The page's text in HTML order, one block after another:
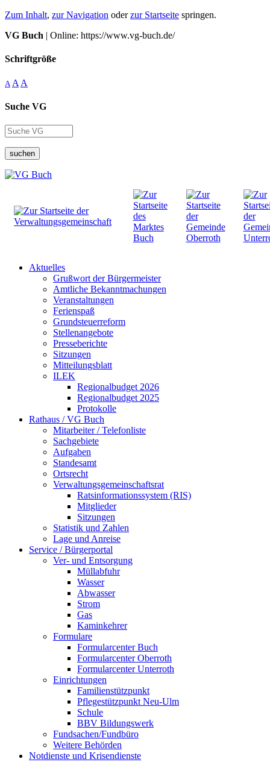
Zum Inhalt, zur Navigation oderzur Startseite springen.
VG Buch | Online: https://www.vg-buch.de/
Schriftgröße
A A A
Suche VG
suchen
Aktuelles
Grußwort der Bürgermeister
Amtliche Bekanntmachungen
Veranstaltungen
Ferienspaß
Grundsteuerreform
Stellenangebote
Presseberichte
Sitzungen
Mitteilungsblatt
ILEK
Regionalbudget 2026
Regionalbudget 2025
Protokolle
Rathaus / VG Buch
Mitarbeiter / Telefonliste
Sachgebiete
Aufgaben
Standesamt
Ortsrecht
Verwaltungsgemeinschaftsrat
Ratsinformationssystem (RIS)
Mitglieder
Sitzungen
Statistik und Zahlen
Lage und Anreise
Service / Bürgerportal
Ver- und Entsorgung
Müllabfuhr
Wasser
Abwasser
Strom
Gas
Kaminkehrer
Formulare
Formularcenter Buch
Formularcenter Oberroth
Formularcenter Unterroth
Einrichtungen
Familienstützpunkt
Pflegestützpunkt Neu-Ulm
Schule
BBV Bildungswerk
Fundsachen/Fundbüro
Weitere Behörden
Notdienste und Krisendienste